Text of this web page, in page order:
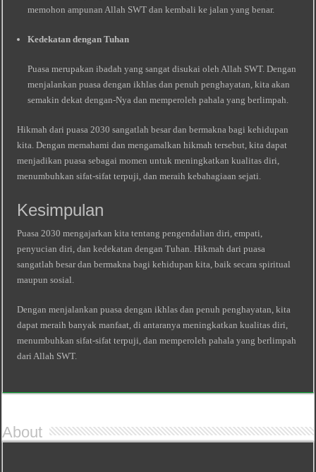
memohon ampunan Allah SWT dan kembali ke jalan yang benar.
Kedekatan dengan Tuhan
Puasa merupakan ibadah yang sangat disukai oleh Allah SWT. Dengan
menjalankan puasa dengan ikhlas dan penuh penghayatan, kita akan
semakin dekat dengan-Nya dan memperoleh pahala yang berlimpah.
Hikmah dari puasa 2030 sangatlah besar dan bermakna bagi kehidupan
kita. Dengan memahami dan mengamalkan hikmah tersebut, kita dapat
menjadikan puasa sebagai momen untuk meningkatkan kualitas diri,
menumbuhkan sifat-sifat terpuji, dan meraih kebahagiaan sejati.
Kesimpulan
Puasa 2030 mengajarkan kita tentang pengendalian diri, empati,
penyucian diri, dan kedekatan dengan Tuhan. Hikmah dari puasa
sangatlah besar dan bermakna bagi kehidupan kita, baik secara spiritual
maupun sosial.
Dengan menjalankan puasa dengan ikhlas dan penuh penghayatan, kita
dapat meraih banyak manfaat, di antaranya meningkatkan kualitas diri,
menumbuhkan sifat-sifat terpuji, dan memperoleh pahala yang berlimpah
dari Allah SWT.
About